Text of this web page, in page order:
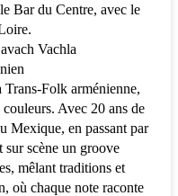
Bar du Centre, avec le
Vachla
Folk arménienne,
Avec 20 ans de
Mexique, en passant par
sur scène un groove
mêlant traditions et
où chaque note raconte